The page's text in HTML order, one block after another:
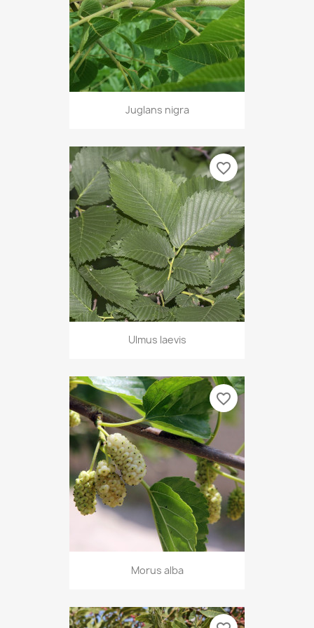
Juglans nigra
Ulmus laevis
favorite_border
Morus alba
favorite_border